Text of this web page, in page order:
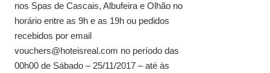
nos Spas de Cascais, Albufeira e Olhão no
horário entre as 9h e as 19h ou pedidos
recebidos por email
vouchers@hoteisreal.com no período das
00h00 de Sábado – 25/11/2017 – até às